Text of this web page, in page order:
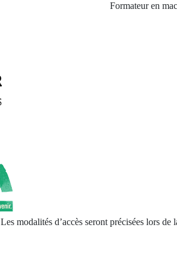
Formateur en
Les modalités d’accès seront précisées lors